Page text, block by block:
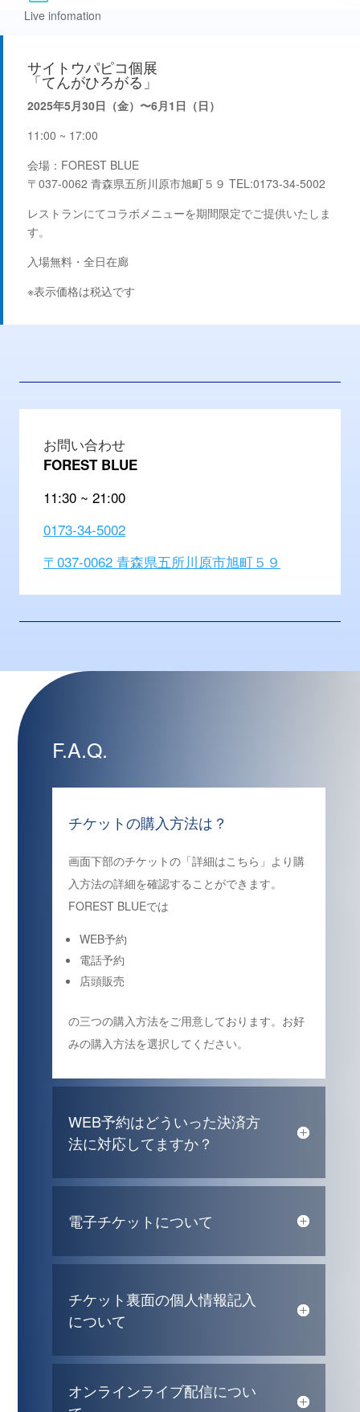
Live infomation
サイトウパピコ個展
「てんがひろがる」
2025年5月30日（金）〜6月1日（日）
11:00 ~ 17:00
会場： FOREST BLUE
〒037-0062 青森県五所川原市旭町５９ TEL:0173-34-5002
レストランにてコラボメニューを期間限定でご提供いたしま
す。
入場無料・全日在廊
※表示価格は税込です
お問い合わせ
FOREST BLUE
11:30 ~ 21:00
0173-34-5002
〒037-0062 青森県五所川原市旭町５９
F.A.Q.
チケットの購入方法は？
画面下部のチケットの「詳細はこちら」より購
入方法の詳細を確認することができます。
FOREST BLUEでは
WEB予約
電話予約
店頭販売
の三つの購入方法をご用意しております。お好
みの購入方法を選択してください。
WEB予約はどういった決済方
法に対応してますか？
電子チケットについて
チケット裏面の個人情報記入
について
オンラインライブ配信につい